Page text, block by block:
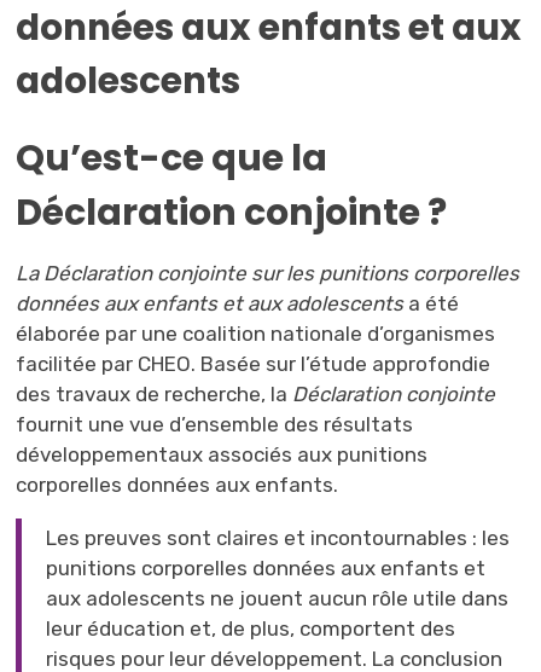
données aux enfants et aux
adolescents
Qu’est-ce que la
Déclaration conjointe ?
La Déclaration conjointe sur les punitions corporelles
données aux enfants et aux adolescentsa été
élaborée par une coalition nationale d’organismes
facilitée par CHEO. Basée sur l’étude approfondie
des travaux de recherche, la Déclaration conjointe
fournit une vue d’ensemble des résultats
développementaux associés aux punitions
corporelles données aux enfants.
Les preuves sont claires et incontournables : les
punitions corporelles données aux enfants et
aux adolescents ne jouent aucun rôle utile dans
leur éducation et, de plus, comportent des
risques pour leur développement. La conclusion